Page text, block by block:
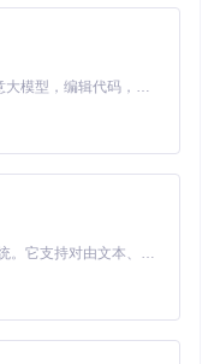
Claude Code 的开源替代方案。连接任意大模型，编辑代码，运行命令，自动验证 — 全自动执行。用 Rust 构建，极致性能。 ｜ An open-source alternative to Claude Code. Connect any LLM, edit code, run commands, and verify changes — autonomously. Built in Rust for speed. Get Started
MiniMax H3 是一个通用的全模态生成系统。它支持对由文本、图像、视频和音频组成的多模态上下文进行统一理解，并能生成分辨率高达 2K、时长可达 15 秒的带原生立体声音频的视频。得益于面向任务泛化的系统设计，H3 在预训练阶段就已具备广泛的多模态上下文理解与生成能力，能够出色地执行复杂的多模态指令。